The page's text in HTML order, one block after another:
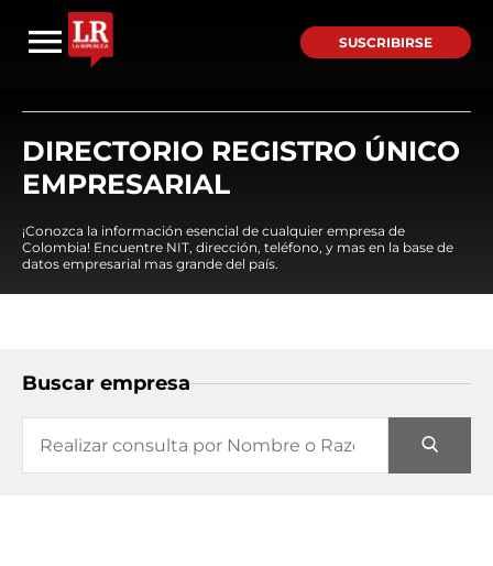
SUSCRIBIRSE
DIRECTORIO REGISTRO ÚNICO
EMPRESARIAL
¡Conozca la información esencial de cualquier empresa de
Colombia! Encuentre NIT, dirección, teléfono, y mas en la base de
datos empresarial mas grande del país.
Buscar empresa